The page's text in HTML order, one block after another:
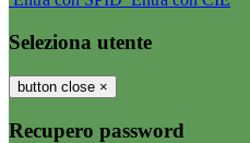
Seleziona utente
button close ×
Recupero password